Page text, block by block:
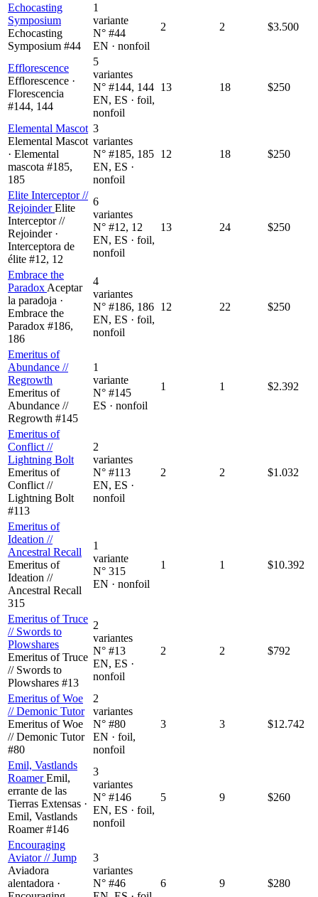
Echocasting
Symposium
Echocasting
Symposium #44
1
variante
N° #44
EN · nonfoil
2 2 $3.500
Efflorescence
Efflorescence ·
Florescencia
#144, 144
5
variantes
N° #144, 144
EN, ES · foil,
nonfoil
13 18 $250
Elemental Mascot
Elemental Mascot
· Elemental
mascota #185,
185
3
variantes
N° #185, 185
EN, ES ·
nonfoil
12 18 $250
Elite Interceptor //
RejoinderElite
Interceptor //
Rejoinder ·
Interceptora de
élite #12, 12
6
variantes
N° #12, 12
EN, ES · foil,
nonfoil
13 24 $250
Embrace the
Paradox Aceptar
la paradoja ·
Embrace the
Paradox #186,
186
4
variantes
N° #186, 186
EN, ES · foil,
nonfoil
12 22 $250
Emeritus of
Abundance //
Regrowth
Emeritus of
Abundance //
Regrowth #145
1
variante
N° #145
ES · nonfoil
1 1 $2.392
Emeritus of
Conflict //
Lightning Bolt
Emeritus of
Conflict //
Lightning Bolt
#113
2
variantes
N° #113
EN, ES ·
nonfoil
2 2 $1.032
Emeritus of
Ideation //
Ancestral Recall
Emeritus of
Ideation //
Ancestral Recall
315
1
variante
N° 315
EN · nonfoil
1 1 $10.392
Emeritus of Truce
// Swords to
Plowshares
Emeritus of Truce
// Swords to
Plowshares #13
2
variantes
N° #13
EN, ES ·
nonfoil
2 2 $792
Emeritus of Woe
// Demonic Tutor
Emeritus of Woe
// Demonic Tutor
#80
2
variantes
N° #80
EN · foil,
nonfoil
3 3 $12.742
Emil, Vastlands
RoamerEmil,
errante de las
Tierras Extensas ·
Emil, Vastlands
Roamer #146
3
variantes
N° #146
EN, ES · foil,
nonfoil
5 9 $260
Encouraging
Aviator // Jump
Aviadora
alentadora ·
3
variantes
N° #46
6 9 $280